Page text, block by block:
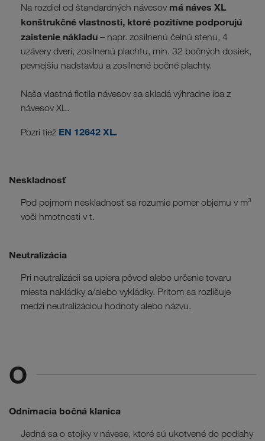
Na rozdiel od štandardných návesov má náves XL
konštrukčné vlastnosti, ktoré pozitívne podporujú
zaistenie nákladu – napr. zosilnenú čelnú stenu, 4
uzávery dverí, zosilnenú plachtu, min. 32 bočných dosiek,
pevnejšiu nadstavbu a zosilnené bočné plachty.
Naša vlastná flotila návesov sa skladá výhradne iba z
návesov XL.
Pozri tiež EN 12642 XL.
Neskladnosť
Pod pojmom neskladnosť sa rozumie pomer objemu v m³
voči hmotnosti v t.
Neutralizácia
Pri neutralizácii sa upiera pôvod alebo určenie tovaru
miesta nakládky a/alebo vykládky. Pritom sa rozlišuje
medzi neutralizáciou hodnoty alebo názvu.
O
Odnímacia bočná klanica
Jedná sa o stojky v návese, ktoré sú ukotvené do podlahy